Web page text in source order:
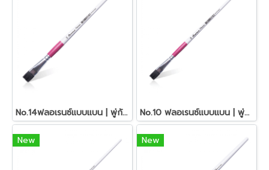
No.14ฟลอเรนซ์แบบแบน | พู่กันอเนกประสงค์ มาสเตอร์อาร์ต No.10 ฟลอเรนซ์แบบแบน | พู่กันอเนกประสงค์ มาสเตอร์อาร์ต
New New